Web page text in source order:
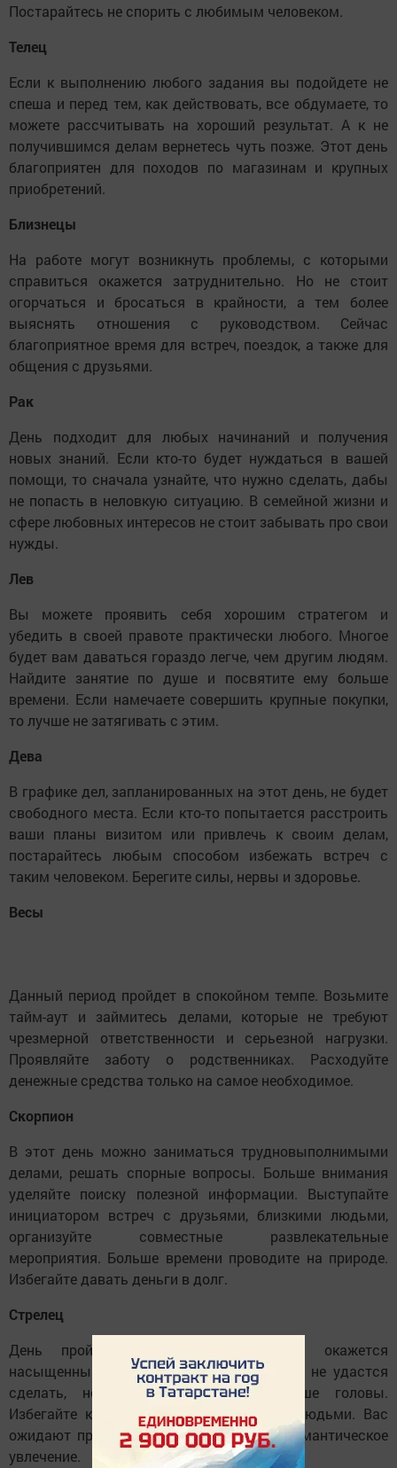
Постарайтесь не спорить с любимым человеком.
Телец
Если к выполнению любого задания вы подойдете не
спеша и перед тем, как действовать, все обдумаете, то
можете рассчитывать на хороший результат. А к не
получившимся делам вернетесь чуть позже. Этот день
благоприятен для походов по магазинам и крупных
приобретений.
Близнецы
На работе могут возникнуть проблемы, с которыми
справиться окажется затруднительно. Но не стоит
огорчаться и бросаться в крайности, а тем более
выяснять отношения с руководством. Сейчас
благоприятное время для встреч, поездок, а также для
общения с друзьями.
Рак
День подходит для любых начинаний и получения
новых знаний. Если кто-то будет нуждаться в вашей
помощи, то сначала узнайте, что нужно сделать, дабы
не попасть в неловкую ситуацию. В семейной жизни и
сфере любовных интересов не стоит забывать про свои
нужды.
Лев
Вы можете проявить себя хорошим стратегом и
убедить в своей правоте практически любого. Многое
будет вам даваться гораздо легче, чем другим людям.
Найдите занятие по душе и посвятите ему больше
времени. Если намечаете совершить крупные покупки,
то лучше не затягивать с этим.
Дева
В графике дел, запланированных на этот день, не будет
свободного места. Если кто-то попытается расстроить
ваши планы визитом или привлечь к своим делам,
постарайтесь любым способом избежать встреч с
таким человеком. Берегите силы, нервы и здоровье.
Весы
Данный период пройдет в спокойном темпе. Возьмите
тайм-аут и займитесь делами, которые не требуют
чрезмерной ответственности и серьезной нагрузки.
Проявляйте заботу о родственниках. Расходуйте
денежные средства только на самое необходимое.
Скорпион
В этот день можно заниматься трудновыполнимыми
делами, решать спорные вопросы. Больше внимания
уделяйте поиску полезной информации. Выступайте
инициатором встреч с друзьями, близкими людьми,
организуйте совместные развлекательные
мероприятия. Больше времени проводите на природе.
Избегайте давать деньги в долг.
Стрелец
День пройдет в быстром темпе и окажется
насыщенным событиями. Но если что-то не удастся
сделать, не пытайтесь прыгнуть выше головы.
Избегайте конфликтов с окружающими людьми. Вас
ожидают приятные встречи или новое романтическое
увлечение.